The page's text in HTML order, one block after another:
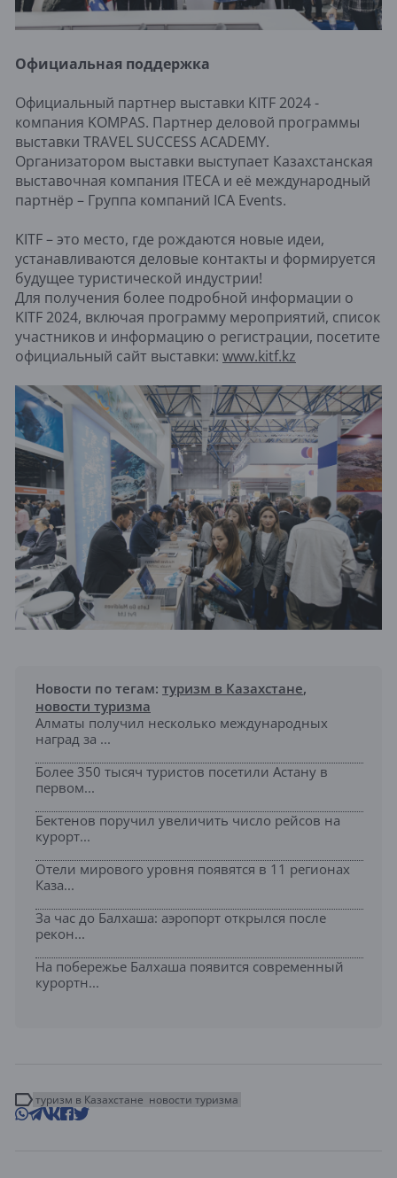
Официальная поддержка
Официальный партнер выставки KITF 2024 -
компания KOMPAS. Партнер деловой программы
выставки TRAVEL SUCCESS ACADEMY.
Организатором выставки выступает Казахстанская
выставочная компания ITECA и её международный
партнёр – Группа компаний ICA Events.
KITF – это место, где рождаются новые идеи,
устанавливаются деловые контакты и формируется
будущее туристической индустрии!
Для получения более подробной информации о
KITF 2024, включая программу мероприятий, список
участников и информацию о регистрации, посетите
официальный сайт выставки: www.kitf.kz
Новости по тегам: туризм в Казахстане,
новости туризма
Алматы получил несколько международных
наград за ...
Более 350 тысяч туристов посетили Астану в
первом...
Бектенов поручил увеличить число рейсов на
курорт...
Отели мирового уровня появятся в 11 регионах
Каза...
За час до Балхаша: аэропорт открылся после
рекон...
На побережье Балхаша появится современный
курортн...
туризм в Казахстане новости туризма